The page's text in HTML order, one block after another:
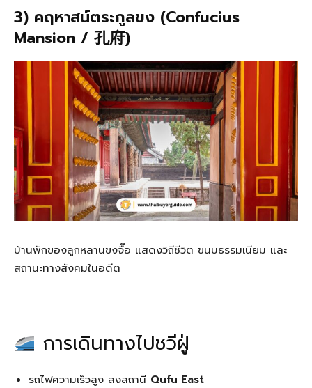
3) คฤหาสน์ตระกูลขง (Confucius
Mansion / 孔府)
บ้านพักของลูกหลานขงจื๊อ แสดงวิถีชีวิต ขนบธรรมเนียม และ
สถานะทางสังคมในอดีต
การเดินทางไปชวีฝู่
รถไฟความเร็วสูง ลงสถานี Qufu East